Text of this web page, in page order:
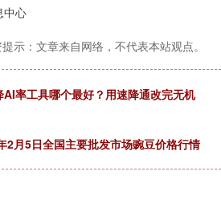
中心
示：文章来自网络，不代表本站观点。
率工具哪个最好？用速降通改完无机
2月5日全国主要批发市场豌豆价格行情